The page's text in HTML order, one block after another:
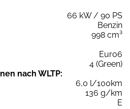
66 kW / 90 PS
Benzin
998 cm³
Euro6
4 (Green)
nach WLTP:
6,0 l/100km
136 g/km
E